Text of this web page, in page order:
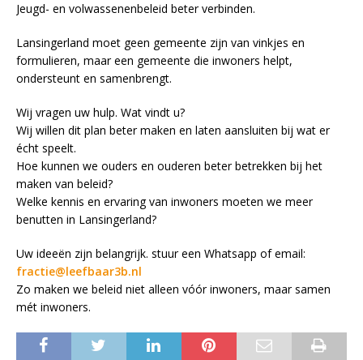
Jeugd- en volwassenenbeleid beter verbinden.
Lansingerland moet geen gemeente zijn van vinkjes en
formulieren, maar een gemeente die inwoners helpt,
ondersteunt en samenbrengt.
Wij vragen uw hulp. Wat vindt u?
Wij willen dit plan beter maken en laten aansluiten bij wat er
écht speelt.
Hoe kunnen we ouders en ouderen beter betrekken bij het
maken van beleid?
Welke kennis en ervaring van inwoners moeten we meer
benutten in Lansingerland?
Uw ideeën zijn belangrijk. stuur een Whatsapp of email:
fractie@leefbaar3b.nl
Zo maken we beleid niet alleen vóór inwoners, maar samen
mét inwoners.